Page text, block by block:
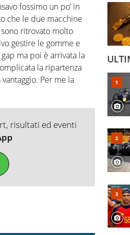
fossimo un po’ in
che le due macchine
ritrovato molto
gestire le gomme e
ma poi è arrivata la
la ripartenza
Per me la
risultati ed eventi